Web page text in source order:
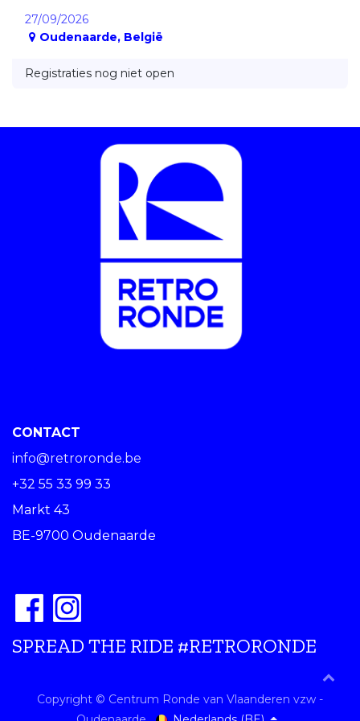
27/09/2026
Oudenaarde, België
Registraties nog niet open
CONTACT
info@retroronde.be
+32 55 33 99 33
Markt 43
BE-9700 Oudenaarde
SPREAD THE RIDE #RETRORONDE
Copyright © Centrum Ronde van Vlaanderen vzw -